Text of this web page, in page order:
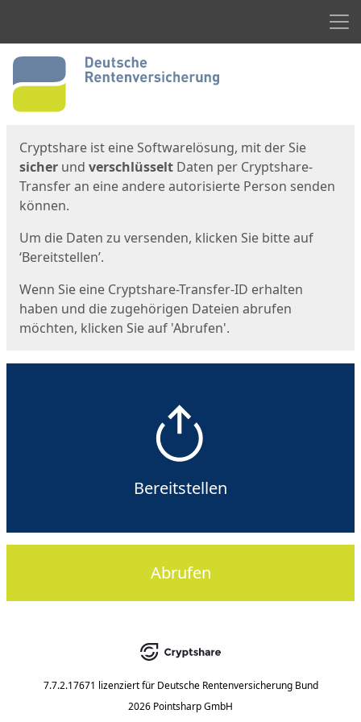
Start
Cryptshare ist eine Softwarelösung, mit der Sie
sicher und verschlüsselt Daten per Cryptshare-
Transfer an eine andere autorisierte Person senden
können.
Um die Daten zu versenden, klicken Sie bitte auf
‘Bereitstellen’.
Wenn Sie eine Cryptshare-Transfer-ID erhalten
haben und die zugehörigen Dateien abrufen
möchten, klicken Sie auf 'Abrufen'.
Bereitstellen
Abrufen
7.7.2.17671 lizenziert für Deutsche Rentenversicherung Bund
2026 Pointsharp GmbH